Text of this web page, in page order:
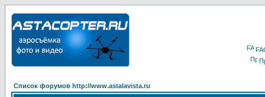
Список форумов http://www.astalavista.ru